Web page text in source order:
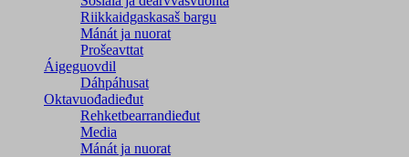
Riikkaidgaskasaš bargu
Mánát ja nuorat
Prošeavttat
Áigeguovdil
Dáhpáhusat
Oktavuođadieđut
Rehketbearrandieđut
Media
Mánát ja nuorat